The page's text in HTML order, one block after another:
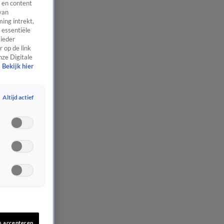
en content
intrekt,
op de link
Digitale
Bekijk hier
Altijd actief
accepteren